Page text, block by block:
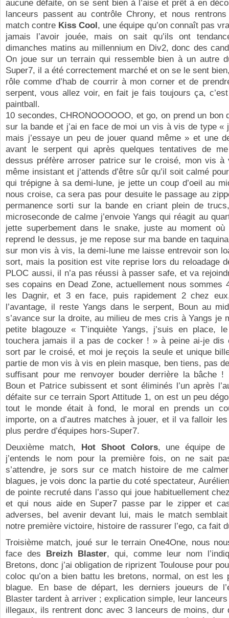
aucune défaite, on se sent bien à l’aise et prêt à en
lanceurs passent au contrôle Chrony, et nous
match contre Kiss Cool, une équipe qu’on connaît pas
jamais l’avoir jouée, mais on sait qu’ils ont
dimanches matins au millennium en Div2, donc des
On joue sur un terrain qui ressemble bien à un autre
Super7, il a été correctement marché et on se le sent
rôle comme d’hab de courrir à mon corner et de
serpent, vous allez voir, en fait je fais toujours ça,
paintball.
10 secondes, CHRONOOOOOO, et go, on prend un bon
sur la bande et j’ai en face de moi un vis à vis de type «
mais j’essaye un peu de jouer quand même » et une
avant le serpent qui après quelques tentatives de
dessus préfère arroser patrice sur le croisé, mon vis à
même insistant et j’attends d’être sûr qu’il soit calmé
qui trépigne à sa demi-lune, je jette un coup d’oeil au
nous croise, ca sera pas pour desuite le passage au
permanence sorti sur la bande en criant plein de
microseconde de calme j’envoie Yangs qui réagit au
jette superbement dans le snake, juste au moment
reprend le dessus, je me repose sur ma bande en
sur mon vis à vis, la demi-lune me laisse entrevoir son
sort, mais la position est vite reprise lors du reloadage
PLOC aussi, il n’a pas réussi à passer safe, et va
ses copains en Dead Zone, actuellement nous sommes
les Dagnir, et 3 en face, puis rapidement 2 chez
l’avantage, il reste Yangs dans le serpent, Boun au
s’avance sur la droite, au milieu de mes cris à Yangs je
petite blagouze « T’inquiète Yangs, j’suis en place,
touchera jamais il a pas de cocker ! » à peine ai-je dis
sort par le croisé, et moi je reçois la seule et unique
partie de mon vis à vis en plein masque, ben tiens, pas
suffisant pour me renvoyer bouder derrière la bâche !
Boun et Patrice subissent et sont éliminés l’un après
défaite sur ce terrain Sport Attitude 1, on est un peu
tout le monde était à fond, le moral en prends un
importe, on a d’autres matches à jouer, et il va falloir
plus perdre d’équipes hors-Super7.
Deuxième match, Hot Shoot Colors, une équipe de
j’entends le nom pour la première fois, on ne sait
s’attendre, je sors sur ce match histoire de me
blagues, je vois donc la partie du coté spectateur,
de pointe recruté dans l’asso qui joue habituellement
et qui nous aide en Super7 passe par le zipper et
adverses, bel avenir devant lui, mais le match
notre première victoire, histoire de rassurer l’ego, ca fait
Troisième match, joué sur le terrain One4One, nous
face des Breizh Blaster, qui, comme leur nom
Bretons, donc j’ai obligation de riprizent Toulouse pour
coloc qu’on a bien battu les bretons, normal, on est les
blague. En base de départ, les derniers joueurs de
Blaster tardent à arriver ; explication simple, leur
illegaux, ils rentrent donc avec 3 lanceurs de moins, dur